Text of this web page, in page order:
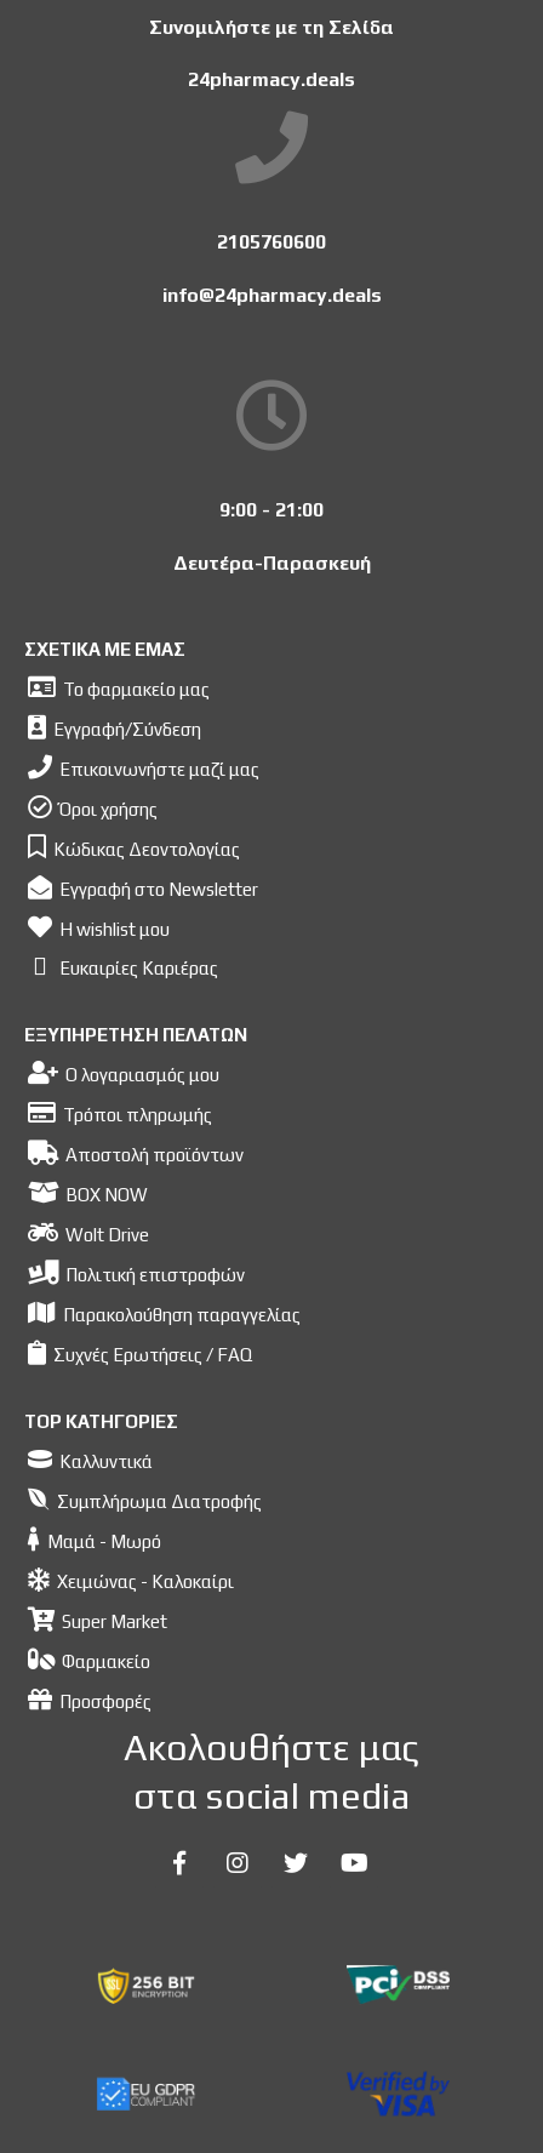
Συνομιλήστε με τη Σελίδα
24pharmacy.deals
2105760600
info@24pharmacy.deals
9:00 - 21:00
Δευτέρα-Παρασκευή
ΣΧΕΤΙΚΑ ΜΕ ΕΜΑΣ
Το φαρμακείο μας
Εγγραφή/Σύνδεση
Επικοινωνήστε μαζί μας
Όροι χρήσης
Κώδικας Δεοντολογίας
Εγγραφή στο Newsletter
Η wishlist μου
Ευκαιρίες Kαριέρας
ΕΞΥΠΗΡΕΤΗΣΗ ΠΕΛΑΤΩΝ
Ο λογαριασμός μου
Τρόποι πληρωμής
Αποστολή προϊόντων
BOX NOW
Wolt Drive
Πολιτική επιστροφών
Παρακολούθηση παραγγελίας
Συχνές Ερωτήσεις / FAQ
TOP ΚΑΤΗΓΟΡΙΕΣ
Καλλυντικά
Συμπλήρωμα Διατροφής
Μαμά - Μωρό
Χειμώνας - Καλοκαίρι
Super Market
Φαρμακείο
Προσφορές
Ακολουθήστε μας
στα social media